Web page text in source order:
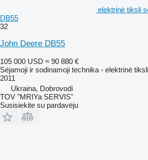
elektrinė tiksli
DB55
32
John Deere DB55
105 000 USD ≈ 90 880 €
Sėjamoji ir sodinamoji technika - elektrinė
2011
Ukraina, Dobrovodi
TOV "MRIYa SERVIS"
Susisiekite su pardavėju